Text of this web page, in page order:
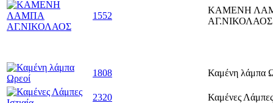
1552
ΚΑΜΕΝΗ
ΑΓ.ΝΙΚΟΛΑΟΣ
1808 Καμένη λάμπα
2320 Καμένες Λάμπες